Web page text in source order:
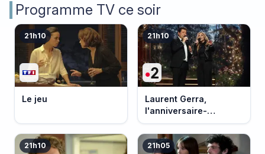
Programme TV ce soir
21h10
Le jeu
21h10
Laurent Gerra,
l'anniversaire-
événement
21h10 21h05